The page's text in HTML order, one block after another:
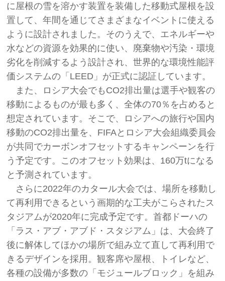
に屋根の雪を溶かす装置を装備した移動式屋根を設
置して、年間を通じてさまざまなイベントに使える
ように設計されました。そのうえで、エネルギーや
水などの資源を効果的に使い、廃棄物や汚染・環境
劣化を削減するよう設計され、世界的な環境性能評
価システムの「LEED」が正式に認証しています。
また、ロシア大会でもCO2排出量は選手や観客の
移動によるものが最も多く、全体の70％を占めると
想定されています。そこで、ロシアへの旅行や国内
移動のCO2排出量を、FIFAとロシア大会組織委員会
が共同でカーボンオフセットするキャンペーンを行
う予定です。このオフセット効果は、160万tになる
と予測されています。
さらに2022年のカタール大会では、場所を移動し
て再利用できるという画期的な工夫がこらされたス
タジアムが2020年に完成予定です。首都ドーハの
「ラス・アブ・アブド・スタジアム」は、大会終了
後に解体してほかの場所で組み立て直して再利用で
きるデザインを採用。観客席や屋根、トイレなど、
各種の設備が多数の「モジュールブロック」を組み